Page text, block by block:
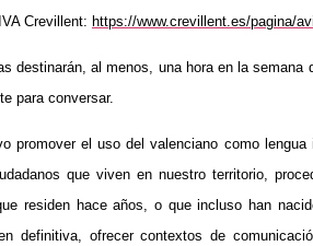
Crevillent: https://www.crevillent.es/pagina/
destinarán, al menos, una hora en la
para conversar.
promover el uso del valenciano como
que viven en nuestro territorio,
residen hace años, o que incluso han
definitiva, ofrecer contextos de